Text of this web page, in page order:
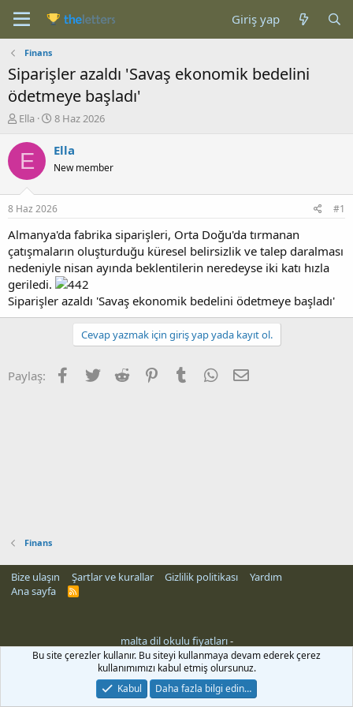
Giriş yap
Finans
Siparişler azaldı 'Savaş ekonomik bedelini
ödetmeye başladı'
K
n
b
u
u
b
a
ş
l
a
t
a
n
Ella
B
ş
a
g
ı
ç
a
r
i
h
i
8 Haz 2026
E Ella
New member
8 Haz 2026 #1
Almanya'da fabrika siparişleri, Orta Doğu'da tırmanan
çatışmaların oluşturduğu küresel belirsizlik ve talep daralması
nedeniyle nisan ayında beklentilerin neredeyse iki katı hızla
geriledi.
Siparişler azaldı 'Savaş ekonomik bedelini ödetmeye başladı'
Cevap yazmak için giriş yap yada kayıt ol.
Paylaş: Facebook
Twitter Reddit PinterestTumblr WhatsApp
Finans
Bize ulaşın Şartlar ve kurallar Gizlilik politikası
Yardım
Ana sayfa
R
malta dil okulu fiyatları-
siteleri
Bu site çerezler kullanır. Bu siteyi kullanmaya devam ederek çerez
kullanımımızı kabul etmiş olursunuz.
Kabul
Daha fazla bilgi edin…